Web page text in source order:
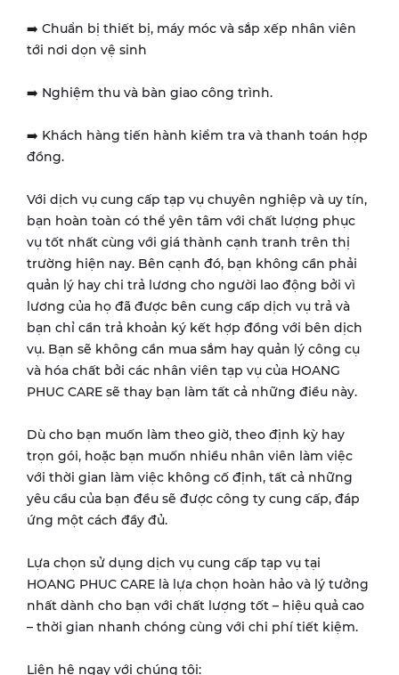
➡️ Chuẩn bị thiết bị, máy móc và sắp xếp nhân viên
tới nơi dọn vệ sinh
➡️ Nghiệm thu và bàn giao công trình.
➡️ Khách hàng tiến hành kiểm tra và thanh toán hợp
đồng.
Với dịch vụ cung cấp tạp vụ chuyên nghiệp và uy tín,
bạn hoàn toàn có thể yên tâm với chất lượng phục
vụ tốt nhất cùng với giá thành cạnh tranh trên thị
trường hiện nay. Bên cạnh đó, bạn không cần phải
quản lý hay chi trả lương cho người lao động bởi vì
lương của họ đã được bên cung cấp dịch vụ trả và
bạn chỉ cần trả khoản ký kết hợp đồng với bên dịch
vụ. Bạn sẽ không cần mua sắm hay quản lý công cụ
và hóa chất bởi các nhân viên tạp vụ của HOANG
PHUC CARE sẽ thay bạn làm tất cả những điều này.
Dù cho bạn muốn làm theo giờ, theo định kỳ hay
trọn gói, hoặc bạn muốn nhiều nhân viên làm việc
với thời gian làm việc không cố định, tất cả những
yêu cầu của bạn đều sẽ được công ty cung cấp, đáp
ứng một cách đầy đủ.
Lựa chọn sử dụng dịch vụ cung cấp tạp vụ tại
HOANG PHUC CARE là lựa chọn hoàn hảo và lý tưởng
nhất dành cho bạn với chất lượng tốt – hiệu quả cao
– thời gian nhanh chóng cùng với chi phí tiết kiệm.
Liên hệ ngay với chúng tôi: